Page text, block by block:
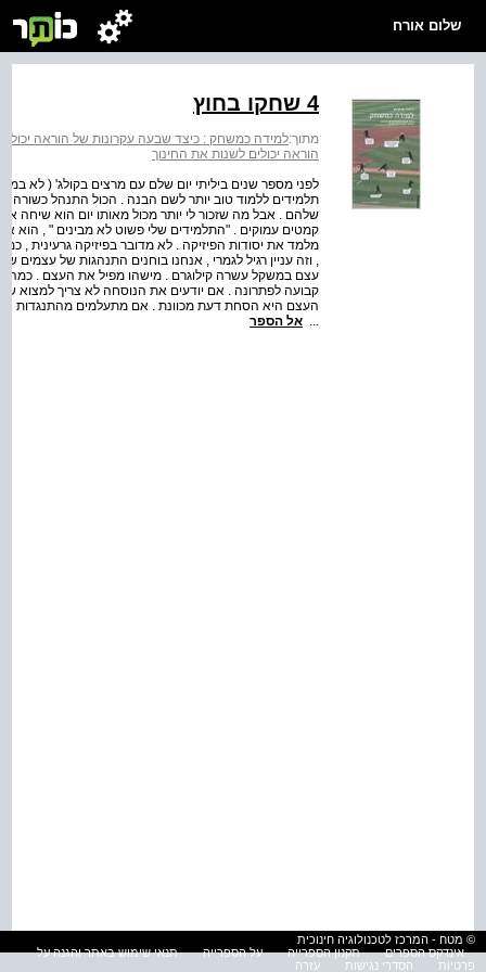
שלום אורח
4 שחקו בחוץ
מתוך:למידה כמשחק : כיצד שבעה עקרונות של הוראה
הוראה יכולים לשנות את החינוך
לפני מספר שנים ביליתי יום שלם עם מרצים בקולג' ( לא
תלמידים ללמוד טוב יותר לשם הבנה . הכול התנהל כשורה .
שלהם . אבל מה שזכור לי יותר מכול מאותו יום הוא שיחה
קמטים עמוקים . "התלמידים שלי פשוט לא מבינים " , הוא
מלמד את יסודות הפיזיקה . לא מדובר בפיזיקה גרעינית ,
, וזה עניין רגיל לגמרי , אנחנו בוחנים התנהגות של
עצם במשקל עשרה קילוגרם . מישהו מפיל את העצם . כמה
קבועה לפתרונה . אם יודעים את הנוסחה לא צריך
העצם היא הסחת דעת מכוונת . אם מתעלמים מהתנגדות
אל הספר
© מטח - המרכז לטכנולוגיה חינוכית
אינדקס הספרים
תקנון הספרייה על הספרייה
תנאי שימוש באתר והגנה על
פרטיות
הסדרי נגישות עזרה